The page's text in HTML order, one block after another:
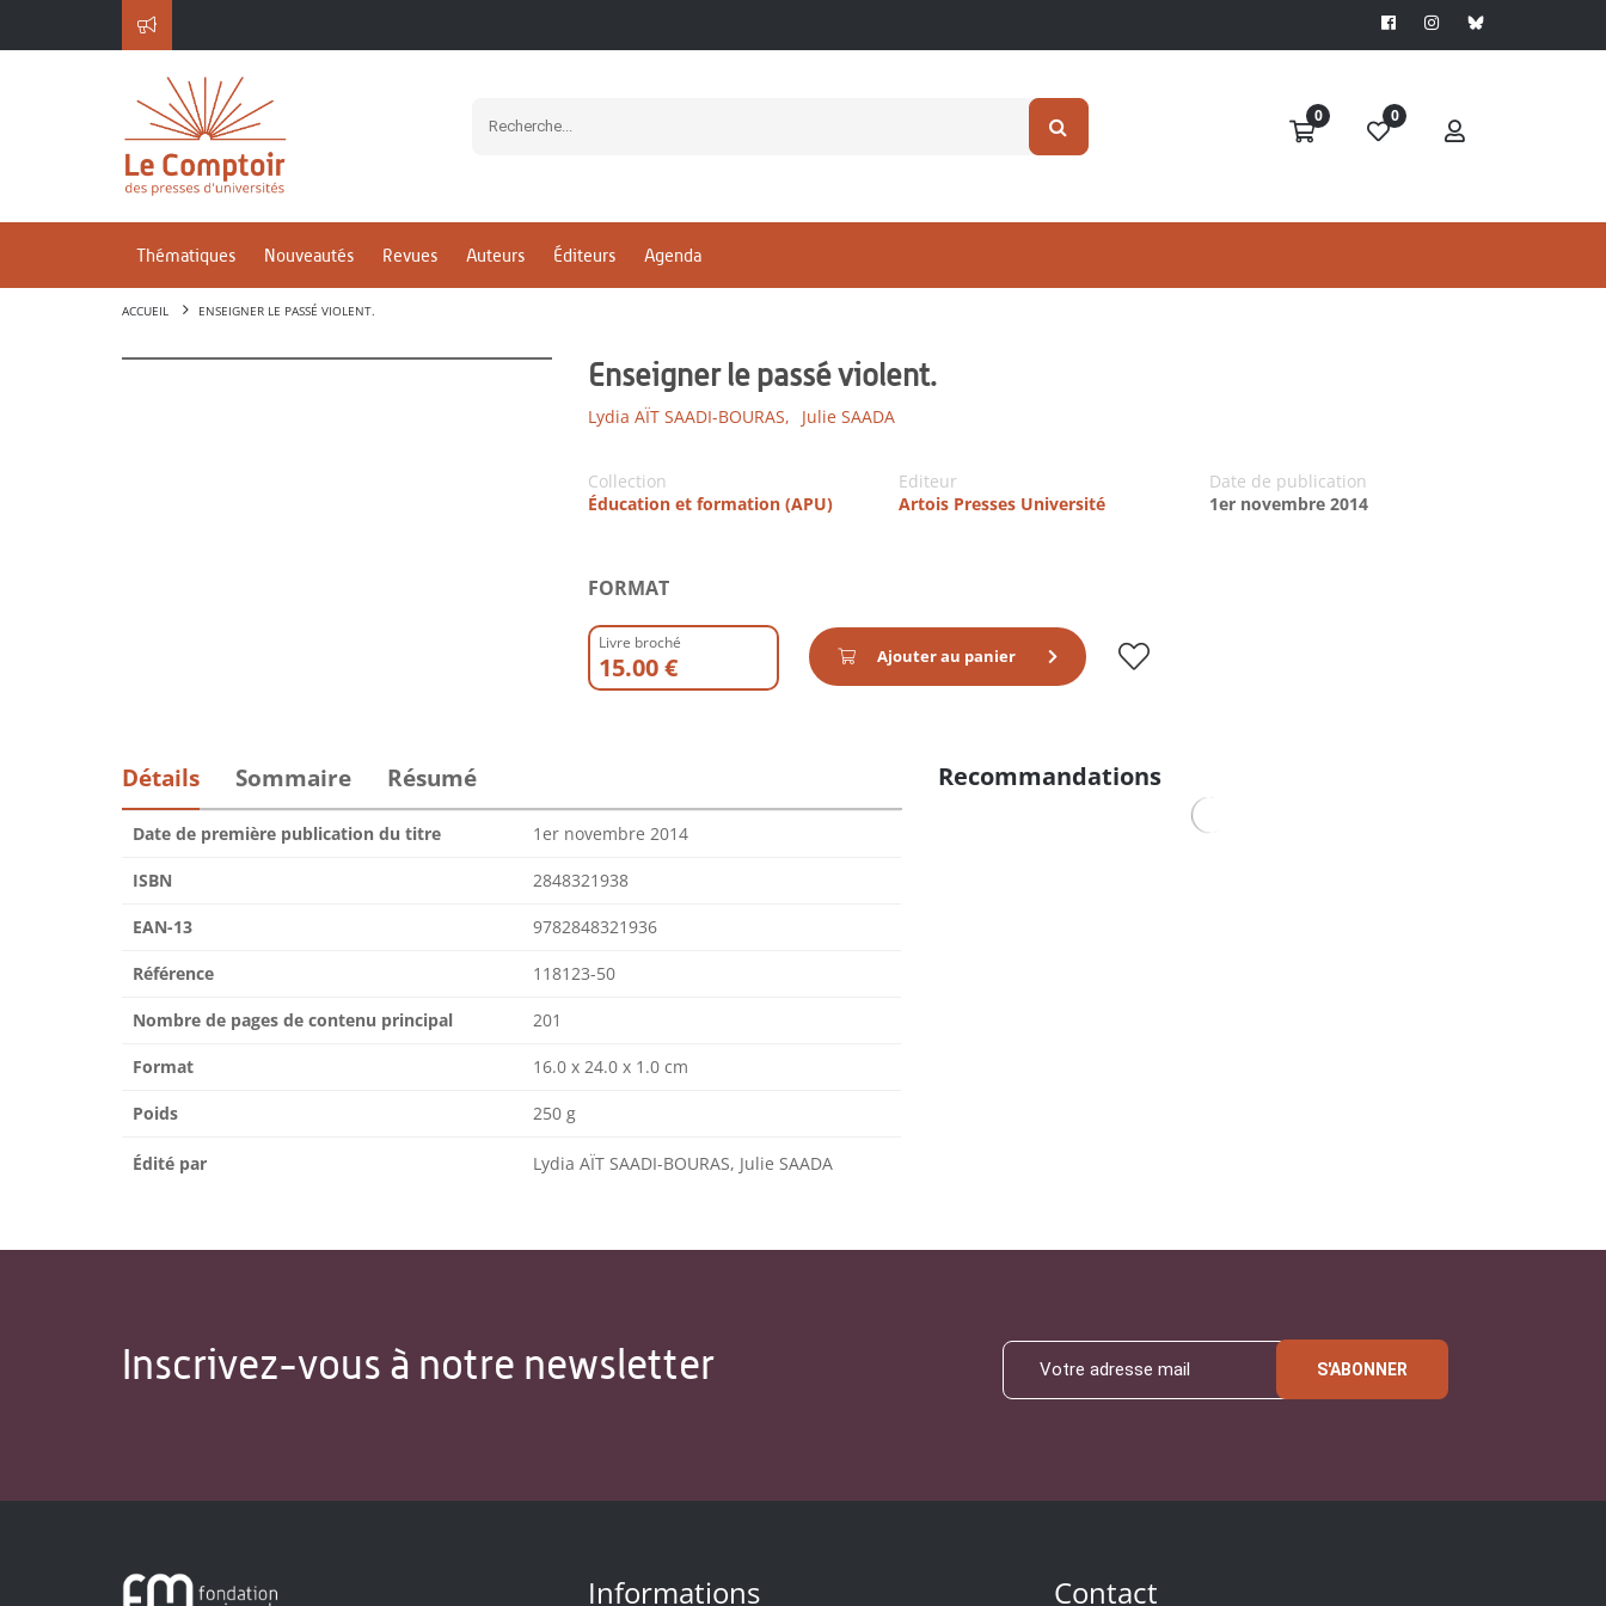
0 0
Thématiques Nouveautés Revues Auteurs Éditeurs Agenda
ACCUEIL ENSEIGNER LE PASSÉ VIOLENT.
Enseigner le passé violent.
Lydia AÏT SAADI-BOURAS, Julie SAADA
Collection
Éducation et formation (APU)
Editeur
Artois Presses Université
Date de publication
1er novembre 2014
FORMAT
Livre broché
15.00 € Ajouter au panier
Détails Sommaire Résumé
Date de première publication du titre 1er novembre 2014
ISBN 2848321938
EAN-13 9782848321936
Référence 118123-50
Nombre de pages de contenu principal 201
Format 16.0 x 24.0 x 1.0 cm
Poids 250 g
Édité par Lydia AÏT SAADI-BOURAS, Julie SAADA
Recommandations
Inscrivez-vous à notre newsletter S'ABONNER
Informations Contact